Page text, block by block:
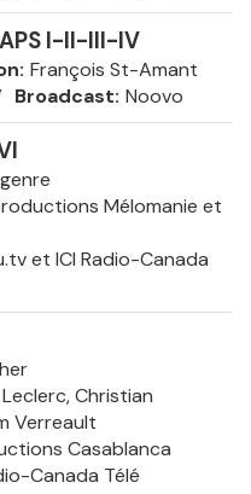
I-II-III-IV
François St-Amant
Broadcast Noovo
Mélomanie et
et ICI Radio-Canada
Christian
Verreault
Casablanca
Canada Télé